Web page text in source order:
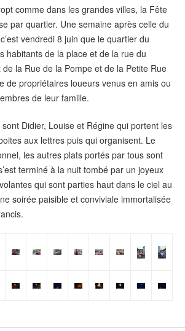
comme dans les grandes villes, la Fête
par quartier. Une semaine après celle du
vendredi 8 juin que le quartier du
habitants de la place et de la rue du
la Rue de la Pompe et de la Petite Rue
de propriétaires loueurs venus en amis ou
de leur famille.
Didier, Louise et Régine qui portent les
aux lettres puis qui organisent. Le
les autres plats portés par tous sont
terminé à la nuit tombé par un joyeux
qui sont parties haut dans le ciel au
soirée paisible et conviviale immortalisée